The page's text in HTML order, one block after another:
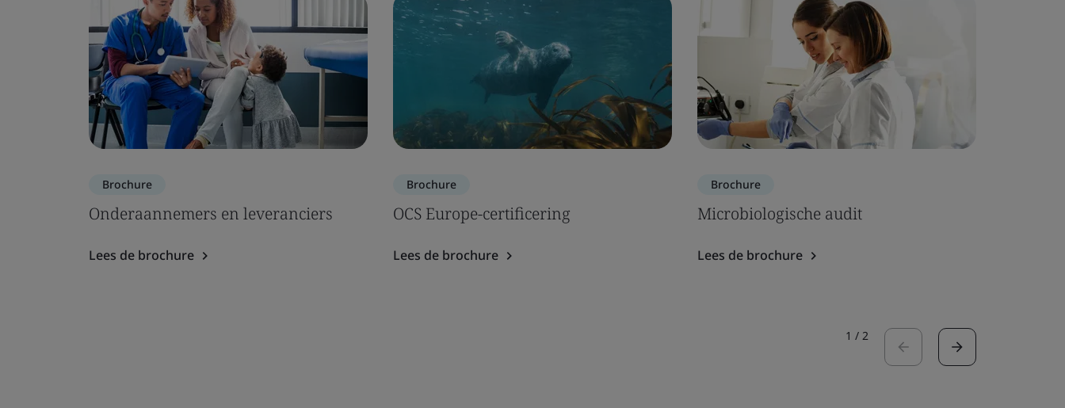
Brochure
Onderaannemers en leveranciers
Lees de brochure
Brochure
OCS Europe-certificering
Lees de brochure
Brochure
Microbiologische audit
Lees de brochure
1 / 2